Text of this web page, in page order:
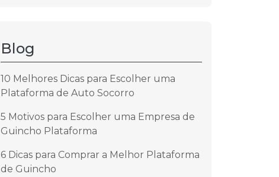
Blog
10 Melhores Dicas para Escolher uma
Plataforma de Auto Socorro
5 Motivos para Escolher uma Empresa de
Guincho Plataforma
6 Dicas para Comprar a Melhor Plataforma
de Guincho